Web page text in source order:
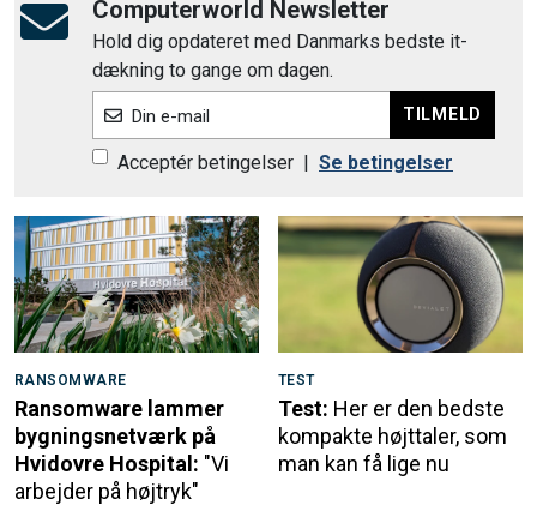
Computerworld Newsletter
Hold dig opdateret med Danmarks bedste it-
dækning to gange om dagen.
Din e-mail TILMELD
Acceptér betingelser | Se betingelser
RANSOMWARE
Ransomware lammer
bygningsnetværk på
Hvidovre Hospital: "Vi
arbejder på højtryk"
TEST
Test: Her er den bedste
kompakte højttaler, som
man kan få lige nu